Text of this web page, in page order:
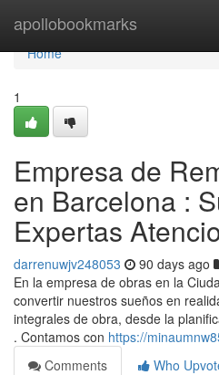
apollobookmarks
Home
Home
1
Empresa de
en Barcelona :
Expertas
darrenuwjv248053 90 days ago
En la empresa de obras en la
convertir nuestros sueños en
integrales de obra, desde la
. Contamos con https://
Comments
Who